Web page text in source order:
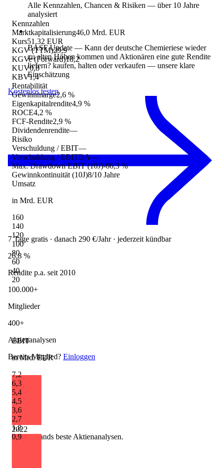
Kennzahlen
Marktkapitalisierung46,0 Mrd. EUR
Kurs51,32 EUR
KGV (TTM)29,9
KGVe (Forward)18,2
KUV0,8
KBV1,4
Rentabilität
Gewinnmarge2,6 %
Eigenkapitalrendite4,9 %
ROCE4,2 %
FCF-Rendite2,9 %
Dividendenrendite—
Risiko
Verschuldung / EBIT—
Verschuldung / EBITDA—
Max. Drawdown EBIT (10J)-66,3 %
Gewinnkontinuität (10J)8/10 Jahre
Umsatz
in Mrd. EUR
160
140
120
100
80
60
40
20
2022
EBIT
in Mrd. EUR
7,2
6,3
5,4
4,5
3,6
2,7
1,8
0,9
Alle Kennzahlen, Chancen & Risiken — über 10 Jahre
analysiert
BASF Update — Kann der deutsche Chemieriese wieder
zu alten Höhen kommen und Aktionären eine gute Rendite
liefern? kaufen, halten oder verkaufen — unsere klare
Einschätzung
Kostenlos testen
7 Tage gratis · danach 290 €/Jahr · jederzeit kündbar
26,8 %
Rendite p.a. seit 2010
100.000+
Mitglieder
400+
Aktienanalysen
Bereits Mitglied? Einloggen
Deutschlands beste Aktienanalysen.